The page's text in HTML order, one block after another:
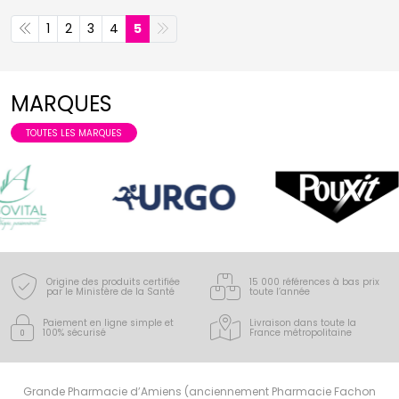
1 2 3 4 5
MARQUES
TOUTES LES MARQUES
Origine des produits certifiée
par le Ministère de la Santé
15 000 références à bas prix
toute l’année
Paiement en ligne simple et
100% sécurisé
Livraison dans toute la
France métropolitaine
Grande Pharmacie d’Amiens (anciennement Pharmacie Fachon